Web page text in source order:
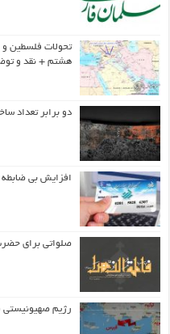
تحولات فلسطین و
هشتم + نقد و
دو برابر تعداد
افزایش بی ضابطه
صلواتی برای
رژیم صهیونیستی